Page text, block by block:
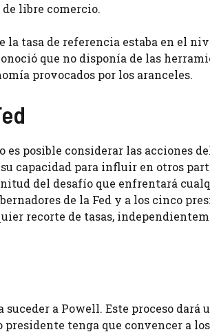
libre comercio.
la tasa de referencia estaba en el
que no disponía de las
provocados por los aranceles.
es posible considerar las acciones
capacidad para influir en otros
del desafío que enfrentará
de la Fed y a los cinco
recorte de tasas,
a Powell. Este proceso dará
tenga que convencer a